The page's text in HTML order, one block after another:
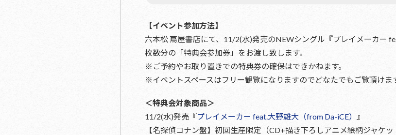
【イベント参加方法】
六本松 蔦屋書店にて、11/2(水)発売のNEWシングル『プレイメーカー
枚数分の「特典会参加券」をお渡し致します。
※ご予約やお取り置きでの特典券の確保はできかねます。
※イベントスペースはフリー観覧になりますのでどなたでもご覧頂けま
＜特典会対象商品＞
11/2(水)発売『プレイメーカー feat.大野雄大（from Da-iCE）
』
【名探偵コナン盤】初回生産限定（CD+描き下ろしアニメ絵柄ジャケッ